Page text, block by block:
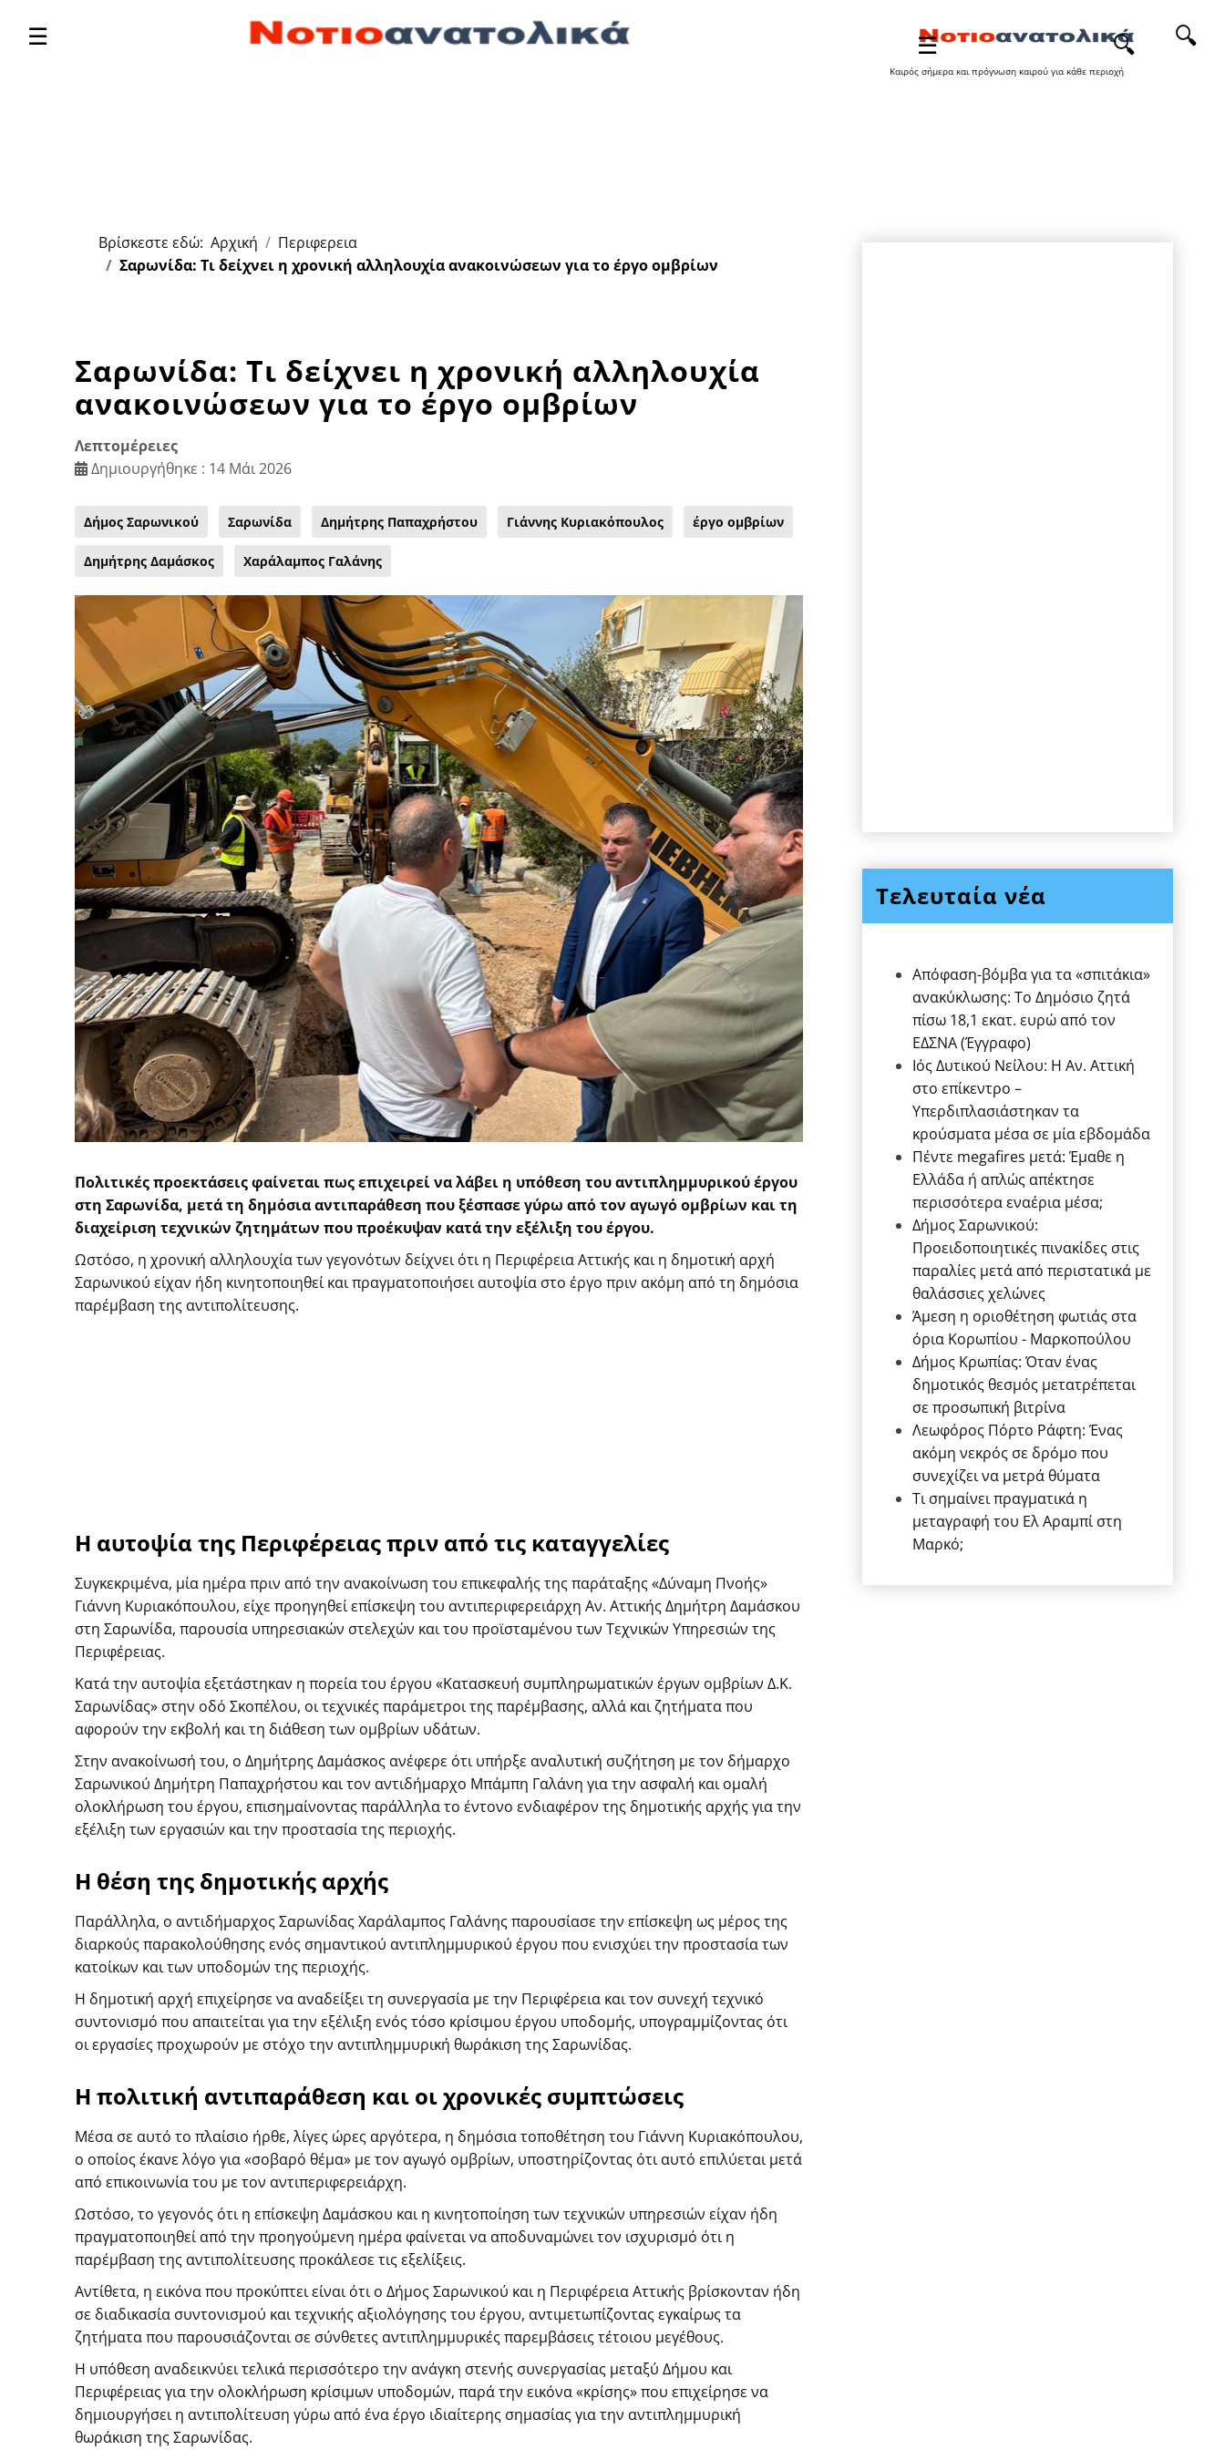
Καιρός σήμερα και πρόγνωση καιρού για κάθε περιοχή
Βρίσκεστε εδώ: Αρχική
Περιφερεια
Σαρωνίδα: Τι δείχνει η χρονική αλληλουχία ανακοινώσεων για το έργο ομβρίων
Σαρωνίδα: Τι δείχνει η χρονική αλληλουχία
ανακοινώσεων για το έργο ομβρίων
Λεπτομέρειες
Δημιουργήθηκε : 14 Μάι 2026
Δήμος Σαρωνικού Σαρωνίδα Δημήτρης Παπαχρήστου Γιάννης Κυριακόπουλος έργο ομβρίων
Δημήτρης Δαμάσκος Χαράλαμπος Γαλάνης
Πολιτικές προεκτάσεις φαίνεται πως επιχειρεί να λάβει η υπόθεση του αντιπλημμυρικού έργου
στη Σαρωνίδα, μετά τη δημόσια αντιπαράθεση που ξέσπασε γύρω από τον αγωγό ομβρίων και τη
διαχείριση τεχνικών ζητημάτων που προέκυψαν κατά την εξέλιξη του έργου.
Ωστόσο, η χρονική αλληλουχία των γεγονότων δείχνει ότι η Περιφέρεια Αττικής και η δημοτική αρχή
Σαρωνικού είχαν ήδη κινητοποιηθεί και πραγματοποιήσει αυτοψία στο έργο πριν ακόμη από τη δημόσια
παρέμβαση της αντιπολίτευσης.
Η αυτοψία της Περιφέρειας πριν από τις καταγγελίες
Συγκεκριμένα, μία ημέρα πριν από την ανακοίνωση του επικεφαλής της παράταξης «Δύναμη Πνοής»
Γιάννη Κυριακόπουλου, είχε προηγηθεί επίσκεψη του αντιπεριφερειάρχη Αν. Αττικής Δημήτρη Δαμάσκου
στη Σαρωνίδα, παρουσία υπηρεσιακών στελεχών και του προϊσταμένου των Τεχνικών Υπηρεσιών της
Περιφέρειας.
Κατά την αυτοψία εξετάστηκαν η πορεία του έργου «Κατασκευή συμπληρωματικών έργων ομβρίων Δ.Κ.
Σαρωνίδας» στην οδό Σκοπέλου, οι τεχνικές παράμετροι της παρέμβασης, αλλά και ζητήματα που
αφορούν την εκβολή και τη διάθεση των ομβρίων υδάτων.
Στην ανακοίνωσή του, ο Δημήτρης Δαμάσκος ανέφερε ότι υπήρξε αναλυτική συζήτηση με τον δήμαρχο
Σαρωνικού Δημήτρη Παπαχρήστου και τον αντιδήμαρχο Μπάμπη Γαλάνη για την ασφαλή και ομαλή
ολοκλήρωση του έργου, επισημαίνοντας παράλληλα το έντονο ενδιαφέρον της δημοτικής αρχής για την
εξέλιξη των εργασιών και την προστασία της περιοχής.
Η θέση της δημοτικής αρχής
Παράλληλα, ο αντιδήμαρχος Σαρωνίδας Χαράλαμπος Γαλάνης παρουσίασε την επίσκεψη ως μέρος της
διαρκούς παρακολούθησης ενός σημαντικού αντιπλημμυρικού έργου που ενισχύει την προστασία των
κατοίκων και των υποδομών της περιοχής.
Η δημοτική αρχή επιχείρησε να αναδείξει τη συνεργασία με την Περιφέρεια και τον συνεχή τεχνικό
συντονισμό που απαιτείται για την εξέλιξη ενός τόσο κρίσιμου έργου υποδομής, υπογραμμίζοντας ότι
οι εργασίες προχωρούν με στόχο την αντιπλημμυρική θωράκιση της Σαρωνίδας.
Η πολιτική αντιπαράθεση και οι χρονικές συμπτώσεις
Μέσα σε αυτό το πλαίσιο ήρθε, λίγες ώρες αργότερα, η δημόσια τοποθέτηση του Γιάννη Κυριακόπουλου,
ο οποίος έκανε λόγο για «σοβαρό θέμα» με τον αγωγό ομβρίων, υποστηρίζοντας ότι αυτό επιλύεται μετά
από επικοινωνία του με τον αντιπεριφερειάρχη.
Ωστόσο, το γεγονός ότι η επίσκεψη Δαμάσκου και η κινητοποίηση των τεχνικών υπηρεσιών είχαν ήδη
πραγματοποιηθεί από την προηγούμενη ημέρα φαίνεται να αποδυναμώνει τον ισχυρισμό ότι η
παρέμβαση της αντιπολίτευσης προκάλεσε τις εξελίξεις.
Αντίθετα, η εικόνα που προκύπτει είναι ότι ο Δήμος Σαρωνικού και η Περιφέρεια Αττικής βρίσκονταν ήδη
σε διαδικασία συντονισμού και τεχνικής αξιολόγησης του έργου, αντιμετωπίζοντας εγκαίρως τα
ζητήματα που παρουσιάζονται σε σύνθετες αντιπλημμυρικές παρεμβάσεις τέτοιου μεγέθους.
Η υπόθεση αναδεικνύει τελικά περισσότερο την ανάγκη στενής συνεργασίας μεταξύ Δήμου και
Περιφέρειας για την ολοκλήρωση κρίσιμων υποδομών, παρά την εικόνα «κρίσης» που επιχείρησε να
δημιουργήσει η αντιπολίτευση γύρω από ένα έργο ιδιαίτερης σημασίας για την αντιπλημμυρική
θωράκιση της Σαρωνίδας.
Τελευταία νέα
Απόφαση-βόμβα για τα «σπιτάκια»
ανακύκλωσης: Το Δημόσιο ζητά
πίσω 18,1 εκατ. ευρώ από τον
ΕΔΣΝΑ (Έγγραφο)
Ιός Δυτικού Νείλου: Η Αν. Αττική
στο επίκεντρο –
Υπερδιπλασιάστηκαν τα
κρούσματα μέσα σε μία εβδομάδα
Πέντε megafires μετά: Έμαθε η
Ελλάδα ή απλώς απέκτησε
περισσότερα εναέρια μέσα;
Δήμος Σαρωνικού:
Προειδοποιητικές πινακίδες στις
παραλίες μετά από περιστατικά με
θαλάσσιες χελώνες
Άμεση η οριοθέτηση φωτιάς στα
όρια Κορωπίου - Μαρκοπούλου
Δήμος Κρωπίας: Όταν ένας
δημοτικός θεσμός μετατρέπεται
σε προσωπική βιτρίνα
Λεωφόρος Πόρτο Ράφτη: Ένας
ακόμη νεκρός σε δρόμο που
συνεχίζει να μετρά θύματα
Τι σημαίνει πραγματικά η
μεταγραφή του Ελ Αραμπί στη
Μαρκό;
☰ 🔍